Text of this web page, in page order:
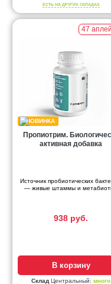
ЕСТЬ НА ДРУГИХ СКЛАДАХ
47 аплей
Пропиотрим.
активная добавка
Источник пробиотических
— живые штаммы и
938 руб.
В корзину
Склад Центральный: много